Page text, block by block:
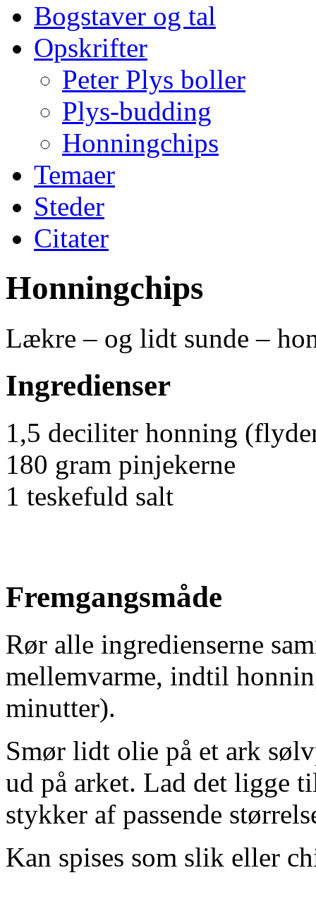
Bogstaver og tal
Opskrifter
Peter Plys boller
Plys-budding
Honningchips
Temaer
Steder
Citater
Honningchips
Lækre – og lidt sunde –
Ingredienser
1,5 deciliter honning
180 gram pinjekerne
1 teskefuld salt
Fremgangsmåde
Rør alle ingredienserne
mellemvarme, indtil
minutter).
Smør lidt olie på et ark
ud på arket. Lad det ligge
stykker af passende
Kan spises som slik eller